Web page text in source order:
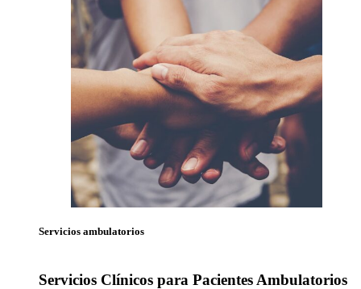
Servicios ambulatorios
Servicios Clínicos para Pacientes Ambulatorios